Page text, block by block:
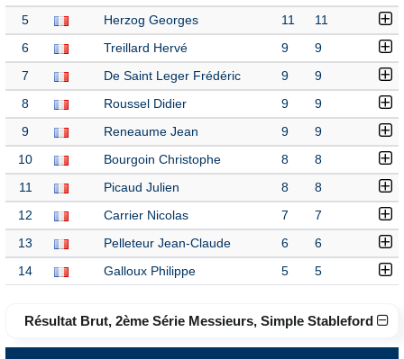
5 Herzog Georges 11 11
6 Treillard Hervé 9 9
7 De Saint Leger Frédéric 9 9
8 Roussel Didier 9 9
9 Reneaume Jean 9 9
10 Bourgoin Christophe 8 8
11 Picaud Julien 8 8
12 Carrier Nicolas 7 7
13 Pelleteur Jean-Claude 6 6
14 Galloux Philippe 5 5
Résultat Brut, 2ème Série Messieurs, Simple Stableford